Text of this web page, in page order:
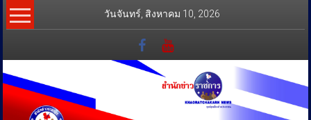
Skip
to
วันจันทร์, สิงหาคม 10, 2026